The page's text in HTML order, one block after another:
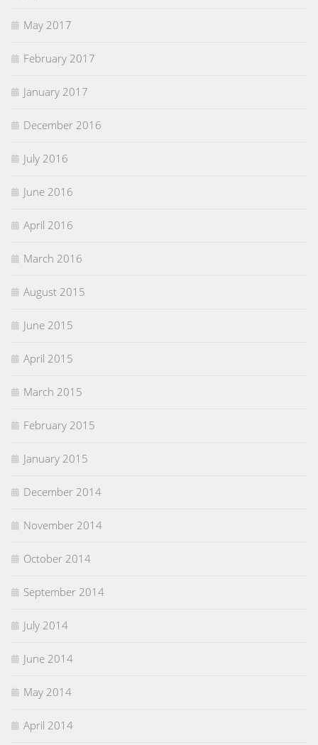
May 2017
February 2017
January 2017
December 2016
July 2016
June 2016
April 2016
March 2016
August 2015
June 2015
April 2015
March 2015
February 2015
January 2015
December 2014
November 2014
October 2014
September 2014
July 2014
June 2014
May 2014
April 2014